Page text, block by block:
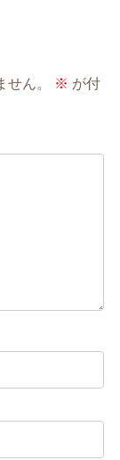
ん。 ※ が付